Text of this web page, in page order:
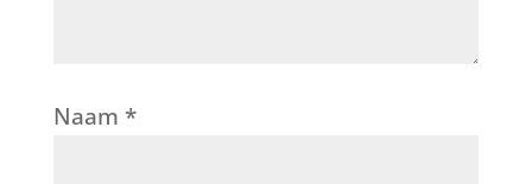
Naam *